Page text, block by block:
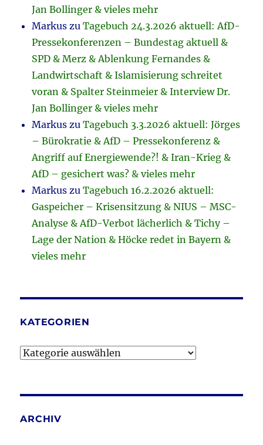
Jan Bollinger & vieles mehr
Markus zuTagebuch 24.3.2026 aktuell: AfD-
Pressekonferenzen – Bundestag aktuell &
SPD & Merz & Ablenkung Fernandes &
Landwirtschaft & Islamisierung schreitet
voran & Spalter Steinmeier & Interview Dr.
Jan Bollinger & vieles mehr
Markus zuTagebuch 3.3.2026 aktuell: Jörges
– Bürokratie & AfD – Pressekonferenz &
Angriff auf Energiewende?! & Iran-Krieg &
AfD – gesichert was? & vieles mehr
Markus zuTagebuch 16.2.2026 aktuell:
Gaspeicher – Krisensitzung & NIUS – MSC-
Analyse & AfD-Verbot lächerlich & Tichy –
Lage der Nation & Höcke redet in Bayern &
vieles mehr
KATEGORIEN
Kategorien
ARCHIV